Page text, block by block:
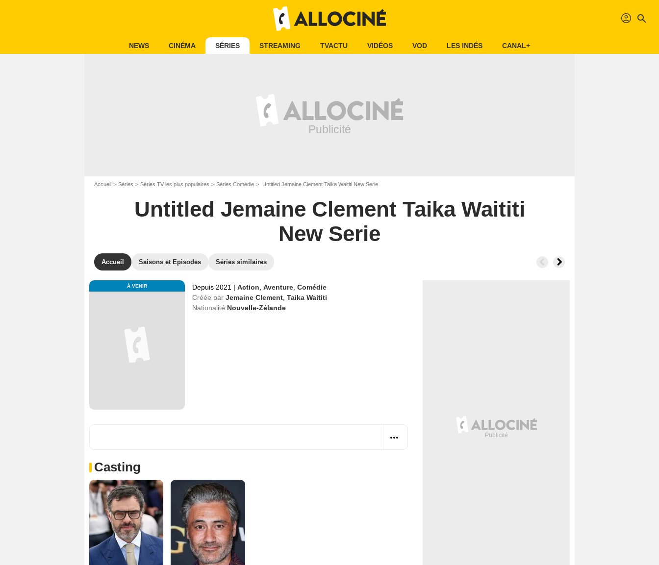
profil search
NEWS CINÉMA SÉRIES STREAMING TVACTU VIDÉOS VOD LES INDÉS CANAL+
Accueil Séries Séries TV les plus populaires Séries Comédie Untitled Jemaine Clement Taika Waititi New Serie
Untitled Jemaine Clement Taika Waititi
New Serie
Accueil Saisons et Episodes Séries similaires
À VENIR Depuis 2021 | Action Aventure Comédie
Créée par Jemaine Clement Taika Waititi
Nationalité Nouvelle-Zélande
Casting